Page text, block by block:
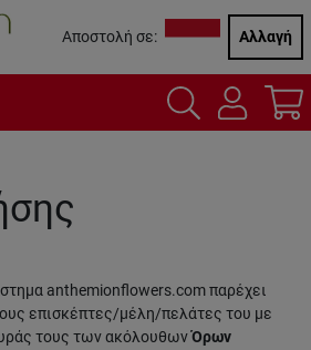
Αποστολή σε: Αλλαγή
anthemionflowers.com παρέχει
επισκέπτες/μέλη/πελάτες του με
τους των ακόλουθωνΌρων